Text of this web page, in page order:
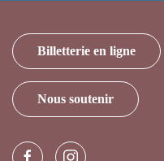
Billetterie en ligne
Nous soutenir